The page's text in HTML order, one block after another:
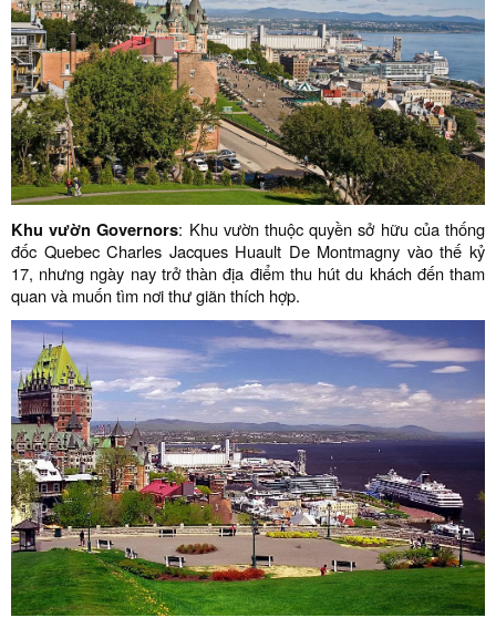
Khu vườn Governors: Khu vườn thuộc quyền sở hữu của thống
đốc Quebec Charles Jacques Huault De Montmagny vào thế kỷ
17, nhưng ngày nay trở thàn địa điểm thu hút du khách đến tham
quan và muốn tìm nơi thư giãn thích hợp.